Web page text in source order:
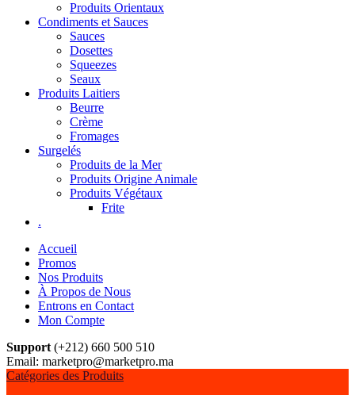
Produits Orientaux
Condiments et Sauces
Sauces
Dosettes
Squeezes
Seaux
Produits Laitiers
Beurre
Crème
Fromages
Surgelés
Produits de la Mer
Produits Origine Animale
Produits Végétaux
Frite
.
Accueil
Promos
Nos Produits
À Propos de Nous
Entrons en Contact
Mon Compte
Support (+212) 660 500 510
Email: marketpro@marketpro.ma
Catégories des Produits